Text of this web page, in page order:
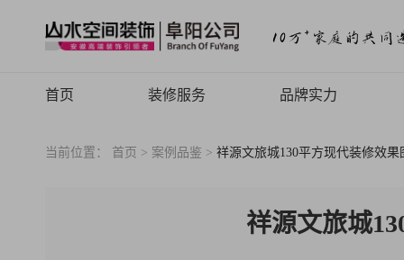
首页 装修服务
山水高端
品牌实力
品牌介绍
品牌文化
当前位置： 首页 > 案例品鉴 > 祥源文旅城130平方现代装修效果
祥源文旅城